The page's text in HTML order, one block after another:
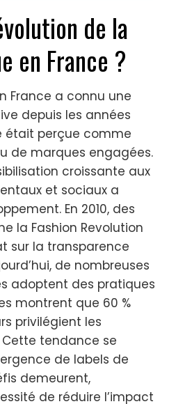
de la
en France ?
France a connu une
depuis les années
était perçue comme
de marques engagées.
croissante aux
et sociaux a
En 2010, des
la Fashion Revolution
sur la transparence
de nombreuses
adoptent des pratiques
montrent que 60 %
privilégient les
tendance se
de labels de
demeurent,
de réduire l’impact